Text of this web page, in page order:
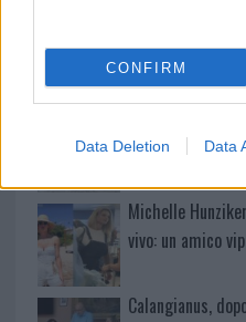
CONFIRM
Data Deletion Data
Maddalena,
Gallura
Michelle
vivo: un amico
Calangianus,